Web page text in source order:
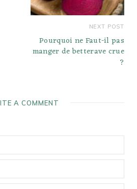
NEXT POST
Pourquoi ne Faut-il pas
manger de betterave crue
?
A COMMENT